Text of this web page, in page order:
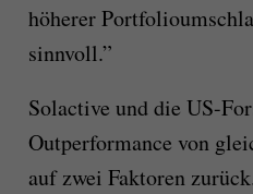
höherer
sinnvoll.”
Solactive und die US-
Outperformance von
auf zwei Faktoren